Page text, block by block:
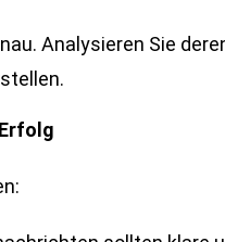
Analysieren Sie